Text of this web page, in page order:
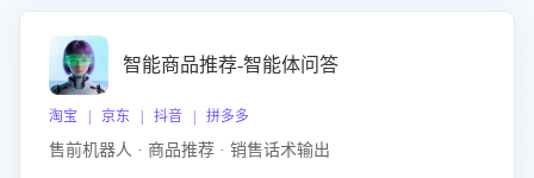
智能商品推荐-智能体问答
淘宝 | 京东 | 抖音 | 拼多多
售前机器人 · 商品推荐 · 销售话术输出